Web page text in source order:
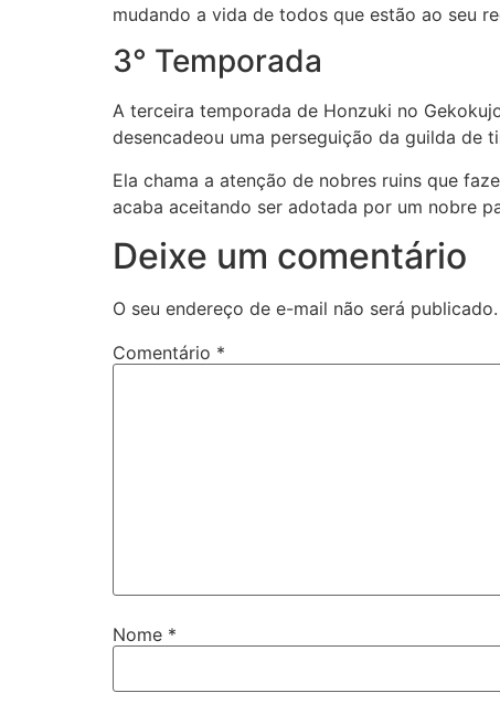
mudando a vida de todos que estão ao seu
3° Temporada
A terceira temporada de Honzuki no
desencadeou uma perseguição da guilda de
Ela chama a atenção de nobres ruins que
acaba aceitando ser adotada por um nobre
Deixe um comentário
O seu endereço de e-mail não será publicado.
Comentário *
Nome *